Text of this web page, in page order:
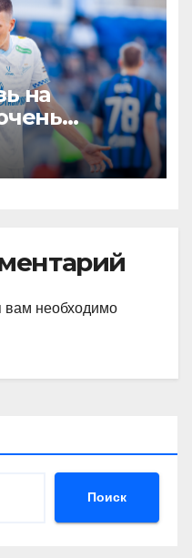
на
—
с
вам необходимо
Поиск